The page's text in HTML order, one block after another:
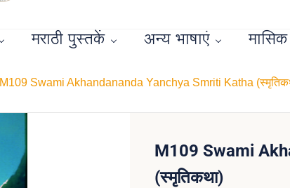
मराठी पुस्तकें अन्य भाषाएं मासिक
M109 Swami Akhandananda Yanchya Smriti Katha
M109 Swami
(स्मृतिकथा)